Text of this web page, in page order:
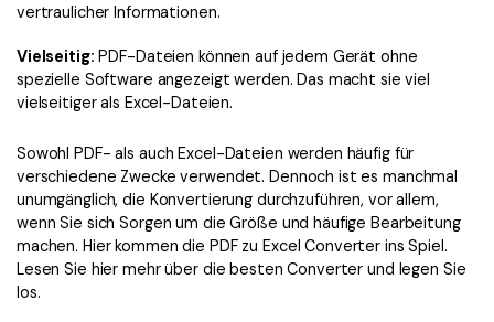
vertraulicher Informationen.
Vielseitig: PDF-Dateien können auf jedem Gerät ohne
spezielle Software angezeigt werden. Das macht sie viel
vielseitiger als Excel-Dateien.
Sowohl PDF- als auch Excel-Dateien werden häufig für
verschiedene Zwecke verwendet. Dennoch ist es manchmal
unumgänglich, die Konvertierung durchzuführen, vor allem,
wenn Sie sich Sorgen um die Größe und häufige Bearbeitung
machen. Hier kommen die PDF zu Excel Converter ins Spiel.
Lesen Sie hier mehr über die besten Converter und legen Sie
los.